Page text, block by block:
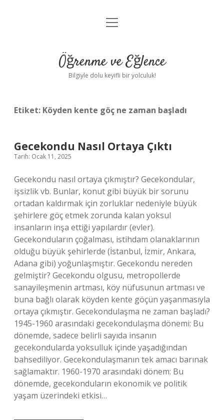
Anasayfa
Yasal Uyarı
menüyü
Öğrenme ve Eğlence
Bilgiyle dolu keyifli bir yolculuk!
Etiket: Köyden kente göç ne zaman başladı
Gecekondu Nasıl Ortaya Çıktı
Tarih: Ocak 11, 2025
Gecekondu nasıl ortaya çıkmıştır? Gecekondular,
işsizlik vb. Bunlar, konut gibi büyük bir sorunu
ortadan kaldırmak için zorluklar nedeniyle büyük
şehirlere göç etmek zorunda kalan yoksul
insanların inşa ettiği yapılardır (evler).
Gecekonduların çoğalması, istihdam olanaklarının
olduğu büyük şehirlerde (İstanbul, İzmir, Ankara,
Adana gibi) yoğunlaşmıştır. Gecekondu nereden
gelmiştir? Gecekondu olgusu, metropollerde
sanayileşmenin artması, köy nüfusunun artması ve
buna bağlı olarak köyden kente göçün yaşanmasıyla
ortaya çıkmıştır. Gecekondulaşma ne zaman başladı?
1945-1960 arasındaki gecekondulaşma dönemi: Bu
dönemde, sadece belirli sayıda insanın
gecekondularda yoksulluk içinde yaşadığından
bahsediliyor. Gecekondulaşmanın tek amacı barınak
sağlamaktır. 1960-1970 arasındaki dönem: Bu
dönemde, gecekonduların ekonomik ve politik
yaşam üzerindeki etkisi…